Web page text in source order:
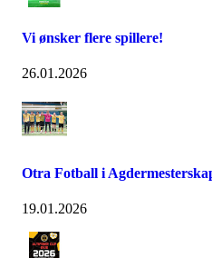
Vi ønsker flere spillere!
26.01.2026
Otra Fotball i
19.01.2026